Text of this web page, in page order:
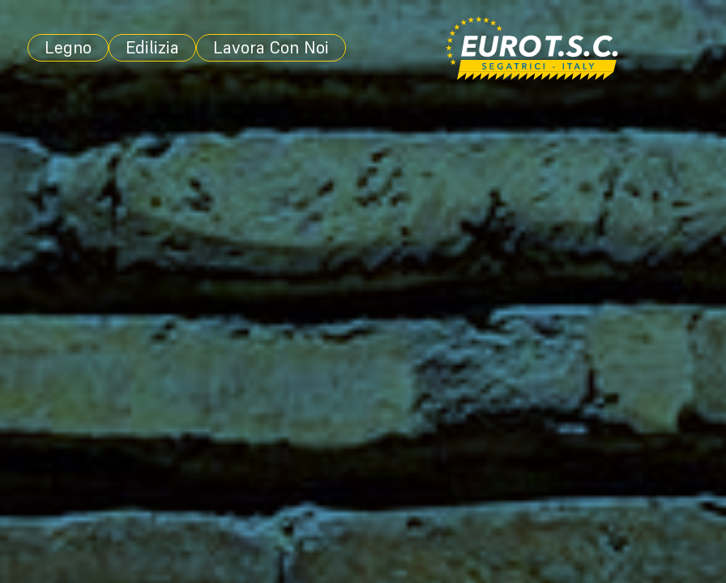
Legno Edilizia Lavora Con Noi